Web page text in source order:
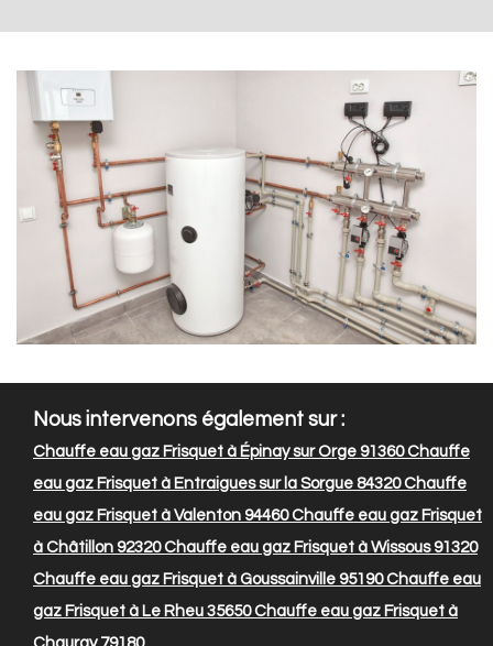
Nous intervenons également sur :
Chauffe eau gaz Frisquet à Épinay sur Orge 91360Chauffe
eau gaz Frisquet à Entraigues sur la Sorgue 84320Chauffe
eau gaz Frisquet à Valenton 94460Chauffe eau gaz Frisquet
à Châtillon 92320Chauffe eau gaz Frisquet à Wissous 91320
Chauffe eau gaz Frisquet à Goussainville 95190Chauffe eau
gaz Frisquet à Le Rheu 35650Chauffe eau gaz Frisquet à